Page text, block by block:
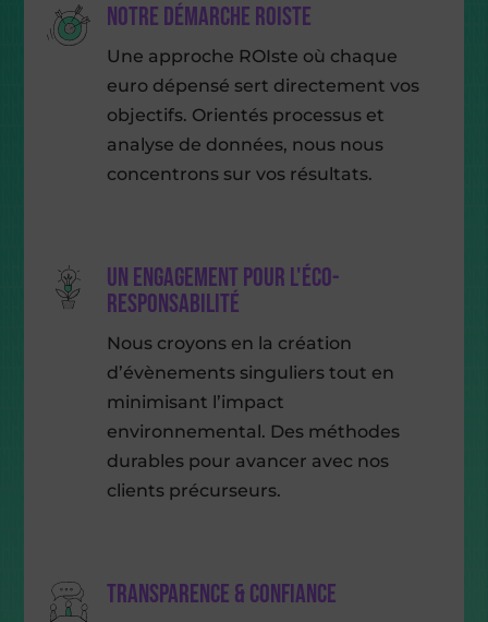
Notre démarche ROIste
Une approche ROIste où chaque
euro dépensé sert directement vos
objectifs. Orientés processus et
analyse de données, nous nous
concentrons sur vos résultats.
Un engagement pour l'éco-
responsabilité
Nous croyons en la création
d’évènements singuliers tout en
minimisant l’impact
environnemental. Des méthodes
durables pour avancer avec nos
clients précurseurs.
Transparence & confiance